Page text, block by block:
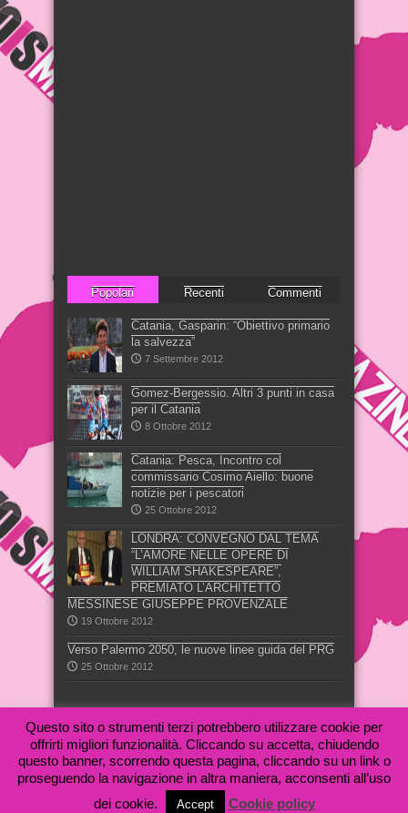
Popolari Recenti Commenti
Catania, Gasparin: “Obiettivo primario
la salvezza”
7 Settembre 2012
Gomez-Bergessio. Altri 3 punti in casa
per il Catania
8 Ottobre 2012
Catania: Pesca, Incontro col
commissario Cosimo Aiello: buone
notizie per i pescatori
25 Ottobre 2012
LONDRA: CONVEGNO DAL TEMA
“L’AMORE NELLE OPERE DI
WILLIAM SHAKESPEARE”,
PREMIATO L’ARCHITETTO
MESSINESE GIUSEPPE PROVENZALE
19 Ottobre 2012
Verso Palermo 2050, le nuove linee guida del PRG
25 Ottobre 2012
VOIS Magazine è una testata giornalistica registrata al n.
28/2012 presso il Tribunale di Catania - Feditalimprese Sicilia -
Questo sito o strumenti terzi potrebbero utilizzare cookie per
offrirti migliori funzionalità. Cliccando su accetta, chiudendo
questo banner, scorrendo questa pagina, cliccando su un link o
proseguendo la navigazione in altra maniera, acconsenti all’uso
dei cookie.
Accept Cookie policy